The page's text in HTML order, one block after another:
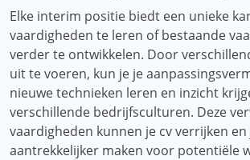
Elke interim positie biedt een unieke
vaardigheden te leren of bestaande
verder te ontwikkelen. Door
uit te voeren, kun je je
nieuwe technieken leren en inzicht
verschillende bedrijfsculturen. Deze
vaardigheden kunnen je cv verrijken en
aantrekkelijker maken voor potentiële